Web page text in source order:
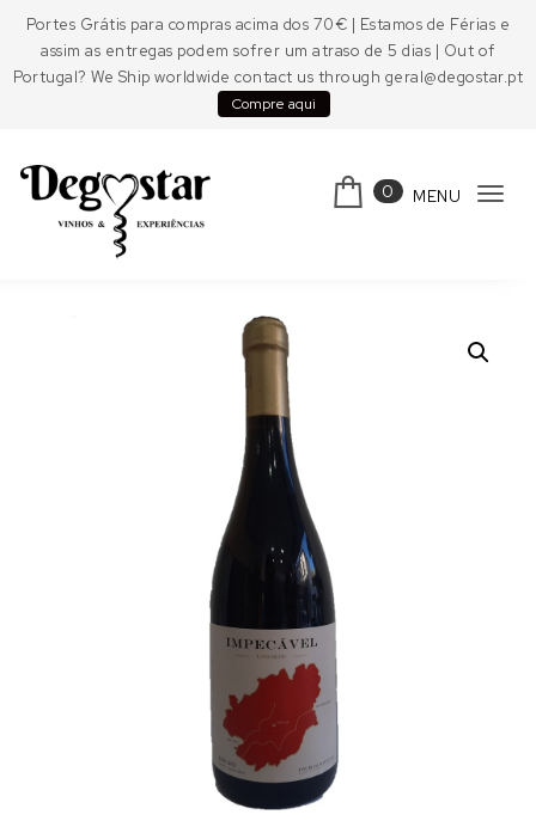
Portes Grátis para compras acima dos 70€ | Estamos de Férias e
assim as entregas podem sofrer um atraso de 5 dias | Out of
Portugal? We Ship worldwide contact us through geral@degostar.pt
Compre aqui
0 MENU